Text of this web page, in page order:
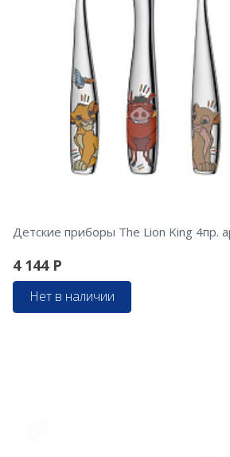
Детские приборы The Lion King 4пр.
4 144 Р
Нет в наличии